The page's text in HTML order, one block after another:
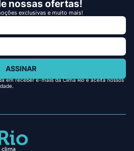
nossas ofertas!
exclusivas e muito mais!
ASSINAR
em receber e-mails da Clima Rio e aceita nossos